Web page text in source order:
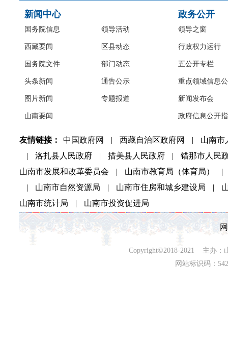
新闻中心
国务院信息
西藏要闻
国务院文件
头条新闻
图片新闻
山南要闻
领导活动
区县动态
部门动态
通告公示
专题报道
政务公开
领导之窗
行政权力运行
五公开专栏
重点领域信息
新闻发布会
政府信息公开
友情链接： 中国政府网 | 西藏自治区政府网 |
山南市
|
洛扎县人民政府 | 措美县人民政府 |
错那市人民
山南市发展和改革委员会
| 山南市教育局（体育局）
|
|
山南市自然资源局 | 山南市住房和城乡建设局 |
山南市统计局
| 山南市投资促进局
Copyright©2018-2021 主办：
网站标识码：